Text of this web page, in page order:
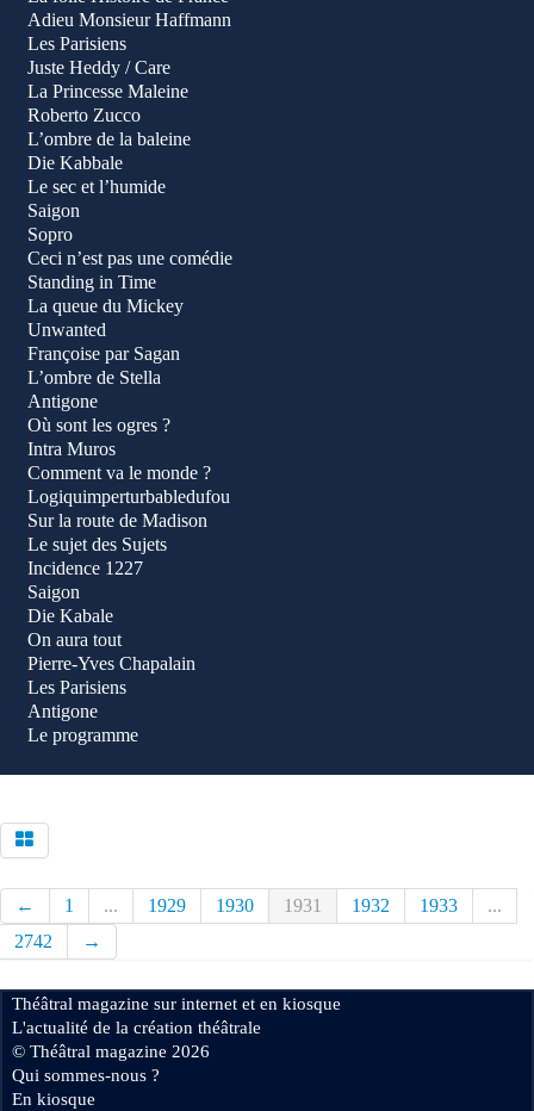
Adieu Monsieur Haffmann
Les Parisiens
Juste Heddy / Care
La Princesse Maleine
Roberto Zucco
L’ombre de la baleine
Die Kabbale
Le sec et l’humide
Saigon
Sopro
Ceci n’est pas une comédie
Standing in Time
La queue du Mickey
Unwanted
Françoise par Sagan
L’ombre de Stella
Antigone
Où sont les ogres ?
Intra Muros
Comment va le monde ?
Logiquimperturbabledufou
Sur la route de Madison
Le sujet des Sujets
Incidence 1227
Saigon
Die Kabale
On aura tout
Pierre-Yves Chapalain
Les Parisiens
Antigone
Le programme
← 1 ... 1929 1930 1931 1932 1933
...
2742
→
Théâtral magazine sur internet et en kiosque
L'actualité de la création théâtrale
© Théâtral magazine 2026
Qui sommes-nous ?
En kiosque